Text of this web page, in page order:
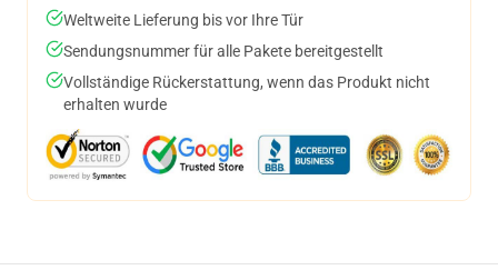
Weltweite Lieferung bis vor Ihre Tür
Sendungsnummer für alle Pakete bereitgestellt
Vollständige Rückerstattung, wenn das Produkt nicht
erhalten wurde